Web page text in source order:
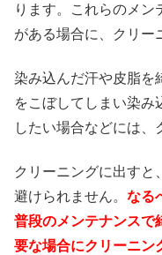
ります。これらのメ
がある場合に、クリー
染み込んだ汗や皮脂を
をこぼしてしまい染み
したい場合などには、
クリーニングに出すと
避けられません。 なる
普段のメンテナンスで
要な場合にクリーニン